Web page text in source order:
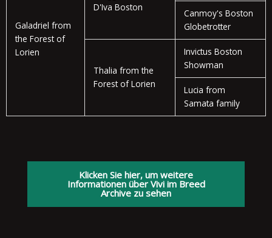
Galadriel from
the Forest of
Lorien
D'Iva Boston
Canmoy's Boston
Globetrotter
Thalia from the
Forest of Lorien
Invictus Boston
Showman
Lucia from
Samata family
Klicken Sie hier, um weitere
Informationen über Vivi im Breed
Archive zu sehen